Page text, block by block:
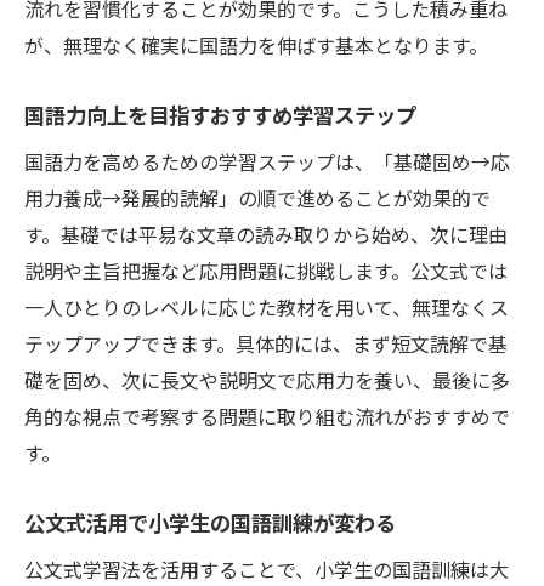
流れを習慣化することが効果的です。こうした積み重ね
が、無理なく確実に国語力を伸ばす基本となります。
国語力向上を目指すおすすめ学習ステップ
国語力を高めるための学習ステップは、「基礎固め→応
用力養成→発展的読解」の順で進めることが効果的で
す。基礎では平易な文章の読み取りから始め、次に理由
説明や主旨把握など応用問題に挑戦します。公文式では
一人ひとりのレベルに応じた教材を用いて、無理なくス
テップアップできます。具体的には、まず短文読解で基
礎を固め、次に長文や説明文で応用力を養い、最後に多
角的な視点で考察する問題に取り組む流れがおすすめで
す。
公文式活用で小学生の国語訓練が変わる
公文式学習法を活用することで、小学生の国語訓練は大